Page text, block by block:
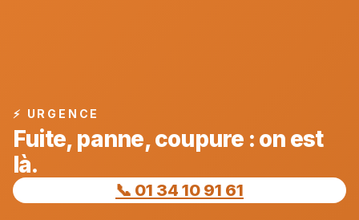
⚡ URGENCE
Fuite, panne, coupure : on est
là.
📞 01 34 10 91 61